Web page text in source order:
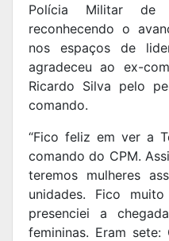
Polícia Militar de
reconhecendo o
nos espaços de
agradeceu ao ex-
Ricardo Silva pelo
comando.
“Fico feliz em ver a
comando do CPM.
teremos mulheres
unidades. Fico
presenciei a
femininas. Eram sete: